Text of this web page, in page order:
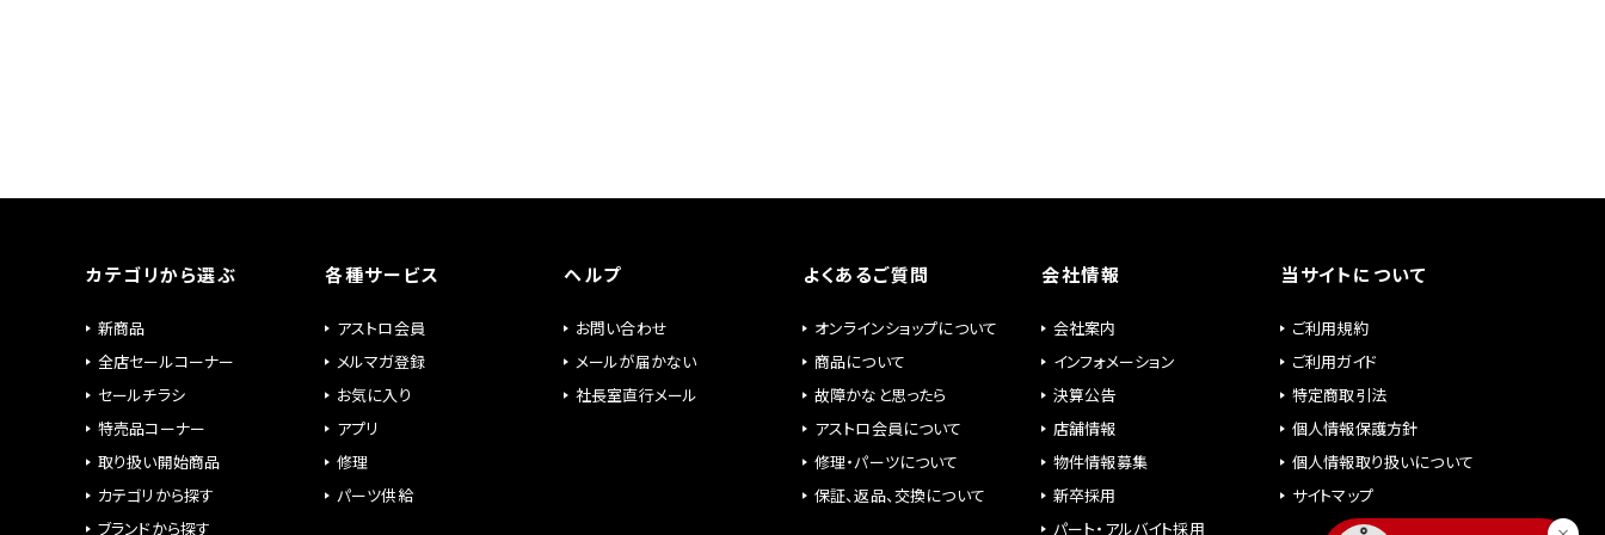
カテゴリから選ぶ
新商品
全店セールコーナー
セールチラシ
特売品コーナー
取り扱い開始商品
カテゴリから探す
ブランドから探す
各種サービス
アストロ会員
メルマガ登録
お気に入り
アプリ
修理
パーツ供給
ヘルプ
お問い合わせ
メールが届かない
社長室直行メール
よくあるご質問
オンラインショップについて
商品について
故障かなと思ったら
アストロ会員について
修理・パーツについて
保証、返品、交換について
会社情報
会社案内
インフォメーション
決算公告
店舗情報
物件情報募集
新卒採用
パート・アルバイト採用
当サイトについて
ご利用規約
ご利用ガイド
特定商取引法
個人情報保護方針
個人情報取り扱いについて
サイトマップ